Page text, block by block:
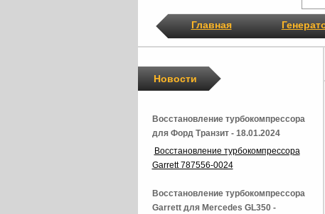
Главная
Новости
Восстановление турбокомпрессора
для Форд Транзит - 18.01.2024
Восстановление турбокомпрессора
Garrett 787556-0024
Восстановление турбокомпрессора
Garrett для Mercedes GL350 -